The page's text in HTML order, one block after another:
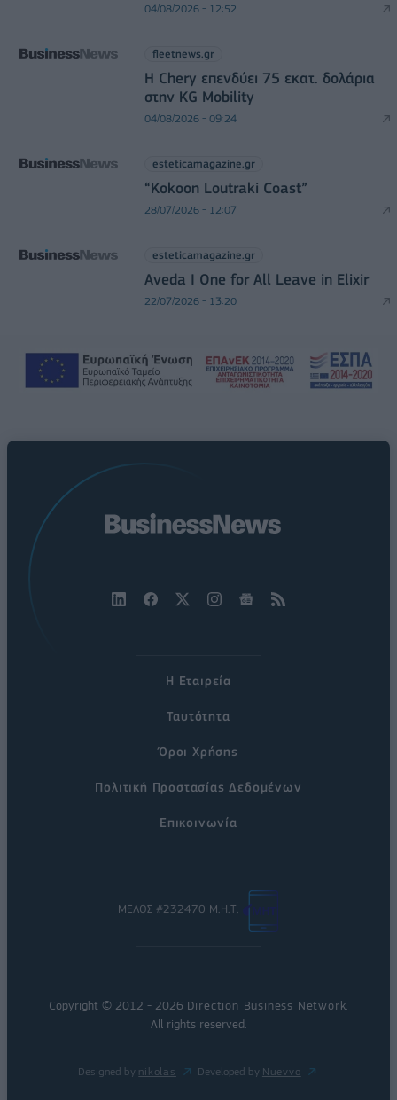
04/08/2026 - 12:52
fleetnews.gr
Η Chery επενδύει 75 εκατ. δολάρια
στην KG Mobility
04/08/2026 - 09:24
esteticamagazine.gr
“Kokoon Loutraki Coast”
28/07/2026 - 12:07
esteticamagazine.gr
Aveda I One for All Leave in Elixir
22/07/2026 - 13:20
Η Εταιρεία
Ταυτότητα
Όροι Χρήσης
Πολιτική Προστασίας Δεδομένων
Επικοινωνία
ΜΕΛΟΣ #232470 Μ.Η.Τ.
Copyright © 2012 - 2026 Direction Business Network
All rights reserved.
Designed by nikolas Developed by Nuevvo